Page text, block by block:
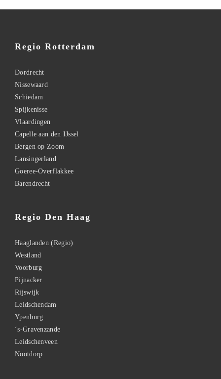
Regio Rotterdam
Dordrecht
Nissewaard
Schiedam
Spijkenisse
Vlaardingen
Capelle aan den IJssel
Bergen op Zoom
Lansingerland
Goeree-Overflakkee
Barendrecht
Regio Den Haag
Haaglanden (Regio)
Westland
Voorburg
Pijnacker
Rijswijk
Leidschendam
Ypenburg
‘s-Gravenzande
Leidschenveen
Nootdorp